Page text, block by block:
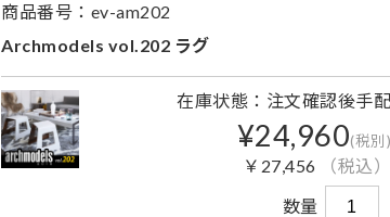
商品番号：ev-am202
Archmodels vol.202 ラグ
在庫状態：注文確認後手配
¥24,960(税別)
￥27,456
（税込）
数量